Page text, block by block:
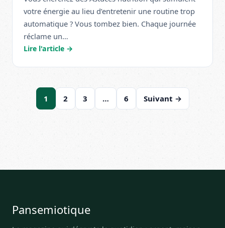
votre énergie au lieu d’entretenir une routine trop
automatique ? Vous tombez bien. Chaque journée
réclame un…
Lire l'article →
1 2 3 … 6 Suivant →
Pansemiotique